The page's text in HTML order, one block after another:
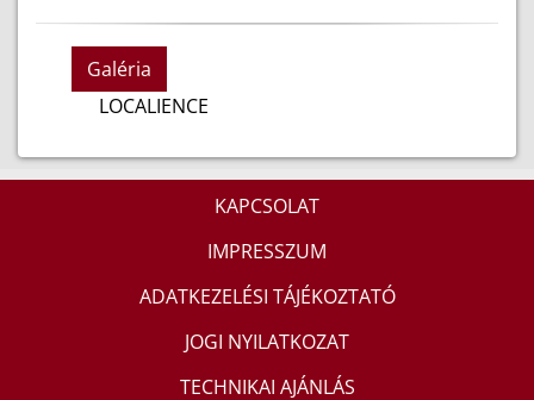
Galéria
LOCALIENCE
KAPCSOLAT
IMPRESSZUM
ADATKEZELÉSI TÁJÉKOZTATÓ
JOGI NYILATKOZAT
TECHNIKAI AJÁNLÁS